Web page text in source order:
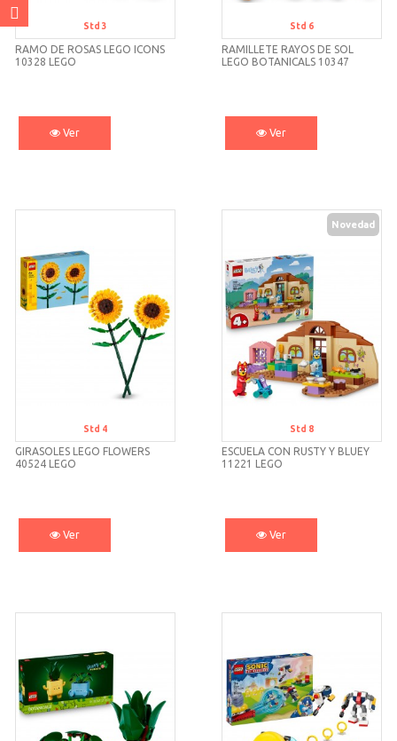
Std 3
RAMO DE ROSAS LEGO ICONS
10328 LEGO
Ver
Std 6
RAMILLETE RAYOS DE SOL
LEGO BOTANICALS 10347
Ver
Std 4
GIRASOLES LEGO FLOWERS
40524 LEGO
Ver
Novedad
Std 8
ESCUELA CON RUSTY Y BLUEY
11221 LEGO
Ver